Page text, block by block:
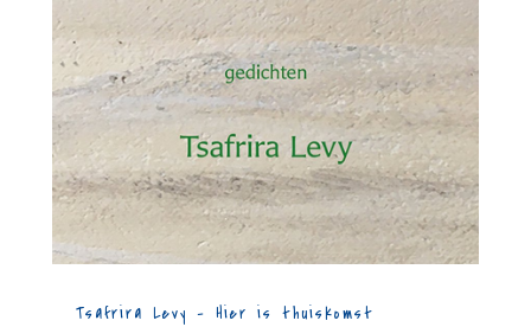
Tsafrira Levy – Hier is thuiskomst